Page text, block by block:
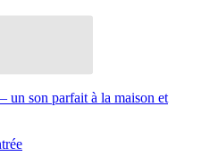
un son parfait à la maison et